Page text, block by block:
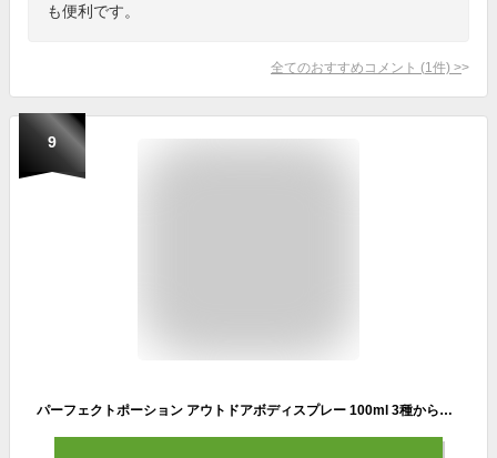
も便利です。
全てのおすすめコメント (1 件) >
9
パーフェクトポーション アウトドアボディスプレー 100ml 3種から選べる (1本セット オーガニック 無添加 虫除けスプレー 天然 アロマ ハーブ)【ディート不使用 子ども 敏感肌 アウトドア キャンプ 】